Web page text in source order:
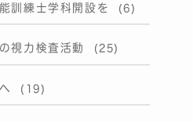
訓練士学科開設を (6)
視力検査活動 (25)
(19)